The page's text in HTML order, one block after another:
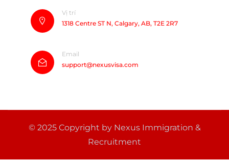
Vị trí
1318 Centre ST N, Calgary, AB, T2E 2R7
Email
support@nexusvisa.com
© 2025 Copyright by Nexus Immigration &
Recruitment